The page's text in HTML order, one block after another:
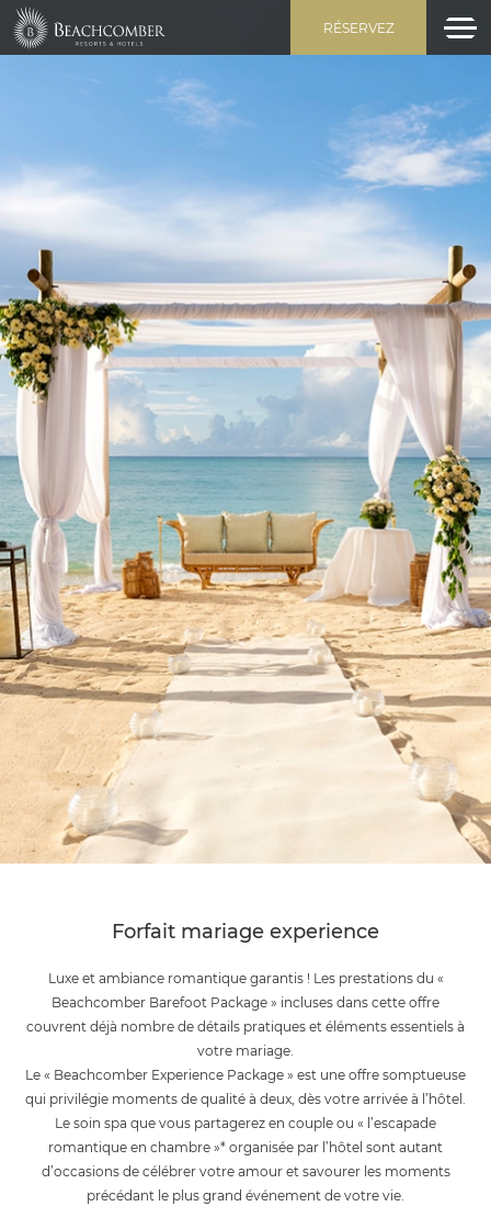
RÉSERVEZ
Forfait mariage experience
Luxe et ambiance romantique garantis ! Les prestations du «
Beachcomber Barefoot Package » incluses dans cette offre
couvrent déjà nombre de détails pratiques et éléments essentiels à
votre mariage.
Le « Beachcomber Experience Package » est une offre somptueuse
qui privilégie moments de qualité à deux, dès votre arrivée à l’hôtel.
Le soin spa que vous partagerez en couple ou « l’escapade
romantique en chambre »* organisée par l’hôtel sont autant
d’occasions de célébrer votre amour et savourer les moments
précédant le plus grand événement de votre vie.